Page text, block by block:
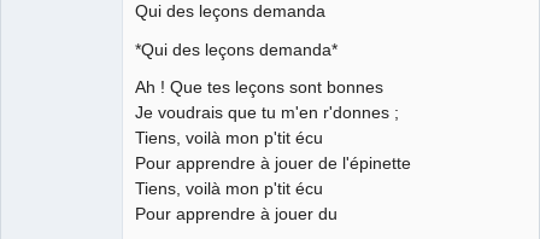
Qui des leçons demanda
*Qui des leçons demanda*
Ah ! Que tes leçons sont bonnes
Je voudrais que tu m'en r'donnes ;
Tiens, voilà mon p'tit écu
Pour apprendre à jouer de l'épinette
Tiens, voilà mon p'tit écu
Pour apprendre à jouer du